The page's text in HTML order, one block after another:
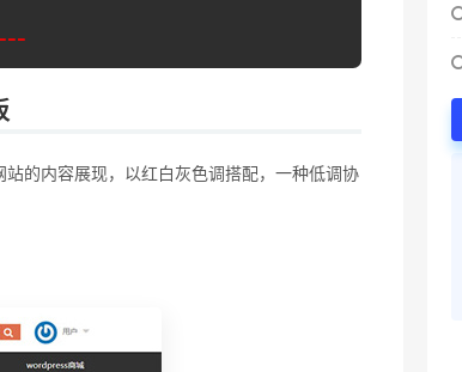
的内容展现，以红白灰色调搭配，一种低调协